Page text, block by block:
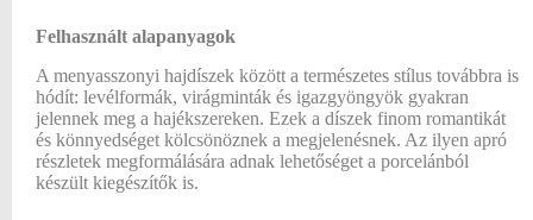
Felhasznált alapanyagok
A menyasszonyi hajdíszek között a természetes stílus továbbra is
hódít: levélformák, virágminták és igazgyöngyök gyakran
jelennek meg a hajékszereken. Ezek a díszek finom romantikát
és könnyedséget kölcsönöznek a megjelenésnek. Az ilyen apró
részletek megformálására adnak lehetőséget a porcelánból
készült kiegészítők is.